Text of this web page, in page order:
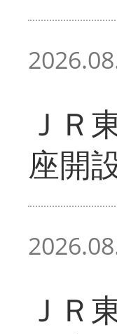
ＪＲ
座開
ＪＲ